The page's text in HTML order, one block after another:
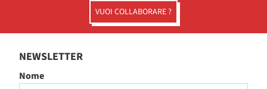
VUOI COLLABORARE ?
NEWSLETTER
Nome